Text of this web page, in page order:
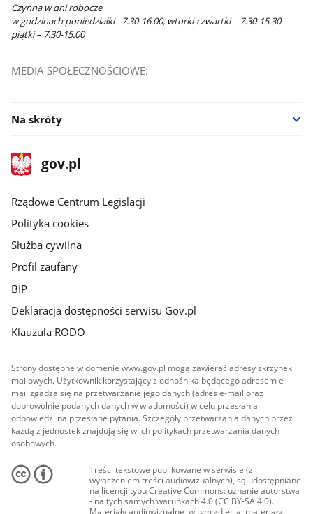
Czynna w dni robocze
w godzinach poniedziałki– 7.30-16.00, wtorki-czwartki – 7.30-15.30 -
piątki – 7.30-15.00
MEDIA SPOŁECZNOŚCIOWE:
Na skróty
stopka
gov.plStrona
gov.pl
Rządowe Centrum Legislacji
Polityka cookies
Służba cywilna
Profil zaufany
BIP
Deklaracja dostępności serwisu Gov.pl
Klauzula RODO
Strony dostępne w domenie www.gov.pl mogą zawierać adresy skrzynek
mailowych. Użytkownik korzystający z odnośnika będącego adresem e-
mail zgadza się na przetwarzanie jego danych (adres e-mail oraz
dobrowolnie podanych danych w wiadomości) w celu przesłania
odpowiedzi na przesłane pytania. Szczegóły przetwarzania danych przez
każdą z jednostek znajdują się w ich politykach przetwarzania danych
osobowych.
Treści tekstowe publikowane w serwisie (z
wyłączeniem treści audiowizualnych), są udostępniane
na licencji typu Creative Commons: uznanie autorstwa
- na tych samych warunkach 4.0 (CC BY-SA 4.0).
Materiały audiowizualne, w tym zdjęcia, materiały